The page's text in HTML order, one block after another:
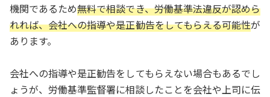
機関であるため無料で相談でき、労働基準法違反が認めら
れれば、会社への指導や是正勧告をしてもらえる可能性が
あります。
会社への指導や是正勧告をしてもらえない場合もあるでし
ょうが、労働基準監督署に相談したことを会社や上司に伝